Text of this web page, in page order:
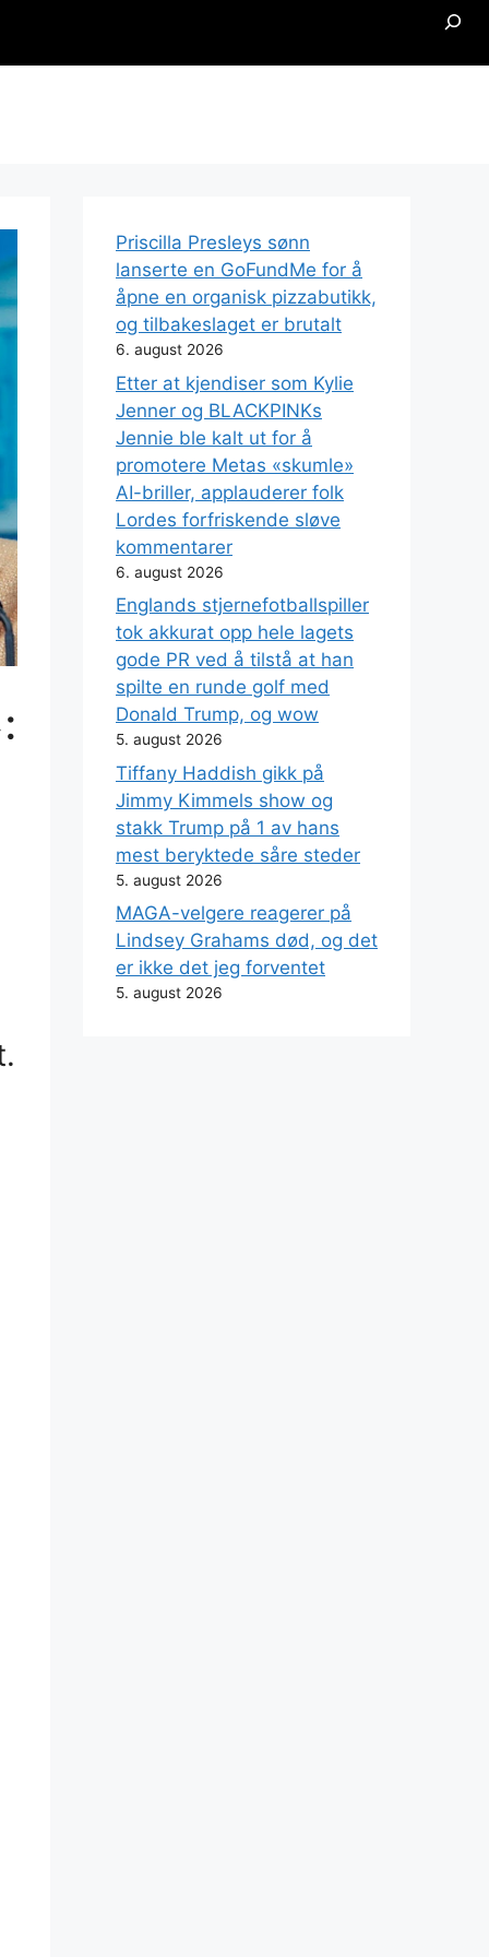
Priscilla Presleys sønn
lanserte en GoFundMe for å
åpne en organisk pizzabutikk,
og tilbakeslaget er brutalt
6. august 2026
Etter at kjendiser som Kylie
Jenner og BLACKPINKs
Jennie ble kalt ut for å
promotere Metas «skumle»
AI-briller, applauderer folk
Lordes forfriskende sløve
kommentarer
6. august 2026
Englands stjernefotballspiller
tok akkurat opp hele lagets
gode PR ved å tilstå at han
spilte en runde golf med
Donald Trump, og wow
5. august 2026
Tiffany Haddish gikk på
Jimmy Kimmels show og
stakk Trump på 1 av hans
mest beryktede såre steder
5. august 2026
MAGA-velgere reagerer på
Lindsey Grahams død, og det
er ikke det jeg forventet
5. august 2026